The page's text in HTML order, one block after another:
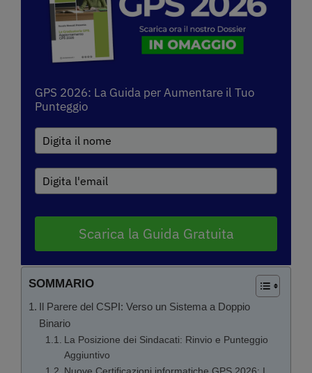
GPS 2026: La Guida per Aumentare il Tuo
Punteggio
Scarica la Guida Gratuita
SOMMARIO
Il Parere del CSPI: Verso un Sistema a Doppio
Binario
La Posizione dei Sindacati: Rinvio e Punteggio
Aggiuntivo